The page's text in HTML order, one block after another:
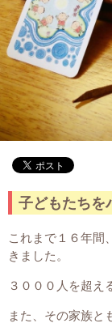
子どもたちを
これまで１６年間
きました。
３０００人を超え
また、その家族と